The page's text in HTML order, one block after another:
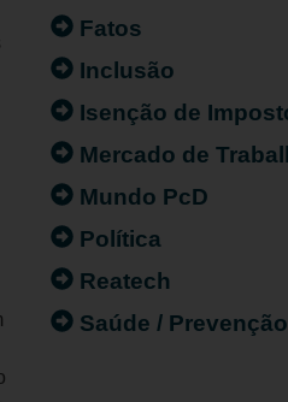
Fatos
Inclusão
Isenção de
Mercado de
Mundo PcD
Política
Reatech
Saúde / Prevenção